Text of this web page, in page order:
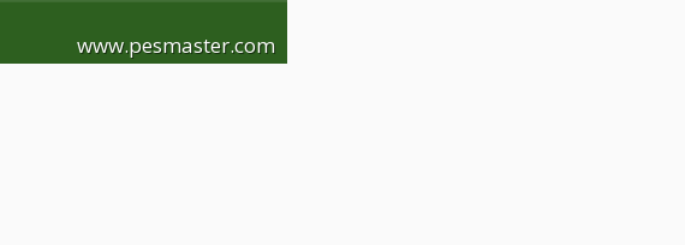
www.pesmaster.com